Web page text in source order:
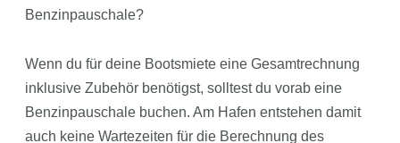
Benzinpauschale?
Wenn du für deine Bootsmiete eine Gesamtrechnung
inklusive Zubehör benötigst, solltest du vorab eine
Benzinpauschale buchen. Am Hafen entstehen damit
auch keine Wartezeiten für die Berechnung des